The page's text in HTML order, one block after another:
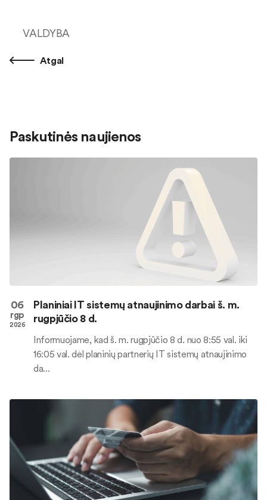
VALDYBA
Atgal
Paskutinės naujienos
06
rgp
2026
Planiniai IT sistemų atnaujinimo darbai š. m.
rugpjūčio 8 d.
Informuojame, kad š. m. rugpjūčio 8 d. nuo 8:55 val. iki
16:05 val. dėl planinių partnerių IT sistemų atnaujinimo
da...